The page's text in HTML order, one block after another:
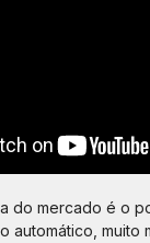
do mercado é o
automático, muito